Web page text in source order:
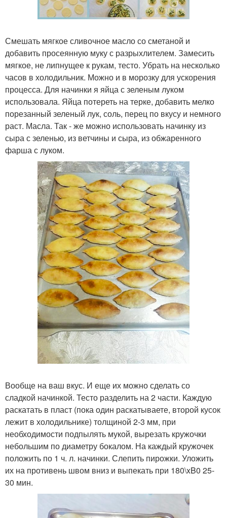
Смешать мягкое сливочное масло со сметаной и
добавить просеянную муку с разрыхлителем. Замесить
мягкое, не липнущее к рукам, тесто. Убрать на несколько
часов в холодильник. Можно и в морозку для ускорения
процесса. Для начинки я яйца с зеленым луком
использовала. Яйца потереть на терке, добавить мелко
порезанный зеленый лук, соль, перец по вкусу и немного
раст. Масла. Так - же можно использовать начинку из
сыра с зеленью, из ветчины и сыра, из обжаренного
фарша с луком.
Вообще на ваш вкус. И еще их можно сделать со
сладкой начинкой. Тесто разделить на 2 части. Каждую
раскатать в пласт (пока один раскатываете, второй кусок
лежит в холодильнике) толщиной 2-3 мм, при
необходимости подпылять мукой, вырезать кружочки
небольшим по диаметру бокалом. На каждый кружочек
положить по 1 ч. л. начинки. Слепить пирожки. Уложить
их на противень швом вниз и выпекать при 180\xB0 25-
30 мин.